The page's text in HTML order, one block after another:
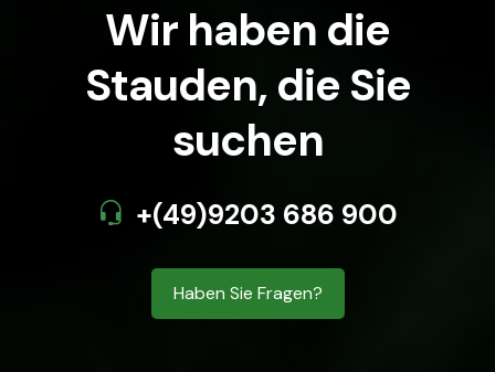
Wir haben die
Stauden,die Sie
suchen
+(49)9203 686 900
Haben Sie Fragen?